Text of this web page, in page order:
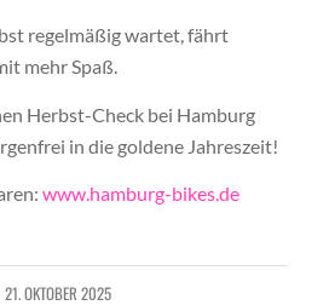
regelmäßig wartet, fährt
mehr Spaß.
Herbst-Check bei Hamburg
in die goldene Jahreszeit!
www.hamburg-bikes.de
21. OKTOBER 2025